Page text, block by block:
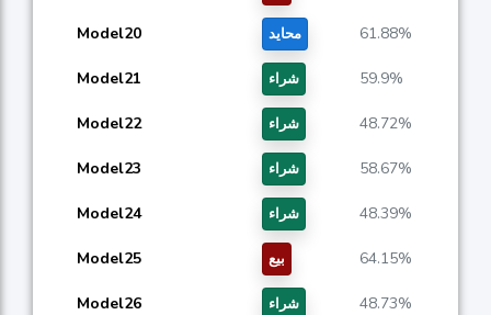
Model20 محايد 61.88%
Model21 شراء 59.9%
Model22 شراء 48.72%
Model23 شراء 58.67%
Model24 شراء 48.39%
Model25 بيع 64.15%
Model26 شراء 48.73%